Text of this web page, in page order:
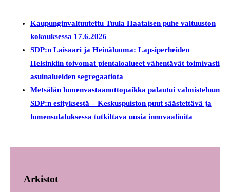
Kaupunginvaltuutettu Tuula Haataisen puhe valtuuston
kokouksessa 17.6.2026
SDP:n Laisaari ja Heinäluoma: Lapsiperheiden
Helsinkiin toivomat pientaloalueet vähentävät toimivasti
asuinalueiden segregaatiota
Metsälän lumenvastaanottopaikka palautui valmisteluun
SDP:n esityksestä – Keskuspuiston puut säästettävä ja
lumensulatuksessa tutkittava uusia innovaatioita
Arkistot